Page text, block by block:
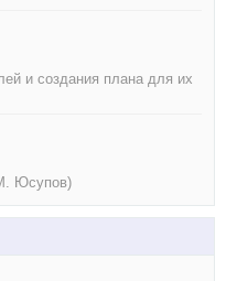
и создания плана для их
Юсупов)